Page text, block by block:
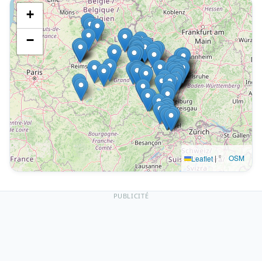
+
−
Leaflet |© OSM
PUBLICITÉ